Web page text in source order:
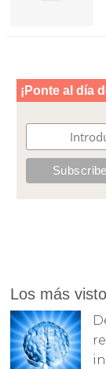
Los más